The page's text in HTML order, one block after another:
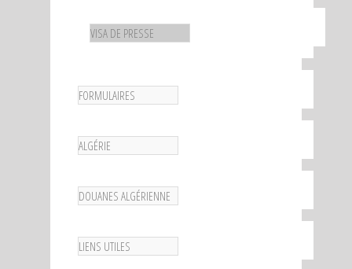
VISA DE PRESSE
FORMULAIRES
ALGÉRIE
DOUANES ALGÉRIENNE
LIENS UTILES